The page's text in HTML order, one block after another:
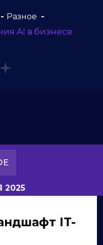
Разное
AI в бизнесе
2025
IT-